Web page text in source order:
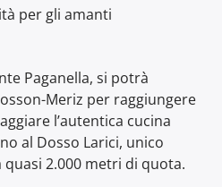
per gli amanti
Paganella, si potrà
Meriz per raggiungere
l’autentica cucina
al Dosso Larici, unico
2.000 metri di quota.